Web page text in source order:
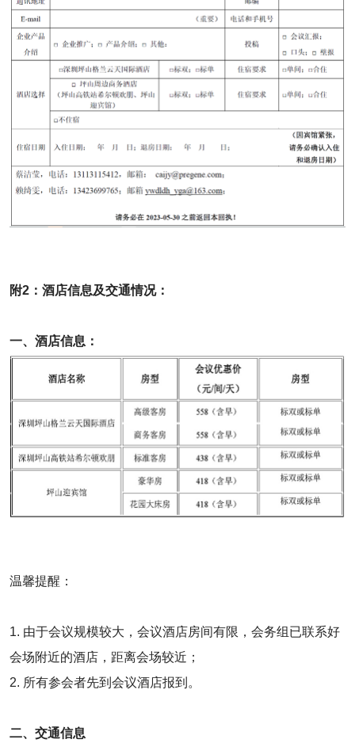
附2：酒店信息及交通情况：
一、酒店信息：
温馨提醒：
1. 由于会议规模较大，会议酒店房间有限，会务组已联系好
会场附近的酒店，距离会场较近；
2. 所有参会者先到会议酒店报到。
二、交通信息